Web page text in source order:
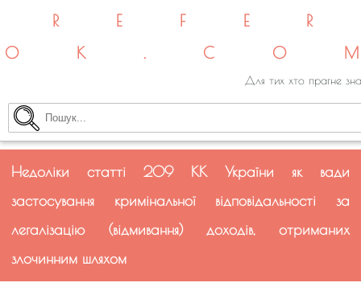
Для тих хто прагне
Недоліки статті 209 КК України як вади
застосування кримінальної відповідальності за
легалізацію (відмивання) доходів, отриманих
злочинним шляхом